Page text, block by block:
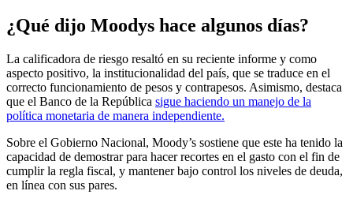
¿Qué dijo Moodys hace algunos días?
La calificadora de riesgo resaltó en su reciente informe y como
aspecto positivo, la institucionalidad del país, que se traduce en el
correcto funcionamiento de pesos y contrapesos. Asimismo, destaca
que el Banco de la República sigue haciendo un manejo de la
política monetaria de manera independiente.
Sobre el Gobierno Nacional, Moody’s sostiene que este ha tenido la
capacidad de demostrar para hacer recortes en el gasto con el fin de
cumplir la regla fiscal, y mantener bajo control los niveles de deuda,
en línea con sus pares.